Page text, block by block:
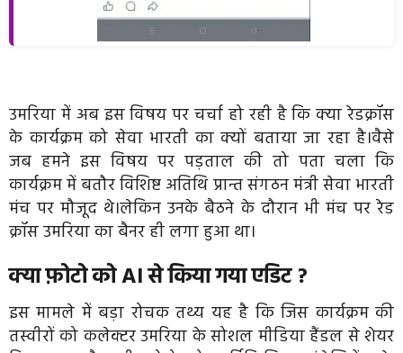
उमरिया में अब इस विषय पर चर्चा हो रही है कि क्या रेडक्रॉस
के कार्यक्रम को सेवा भारती का क्यों बताया जा रहा है।वैसे
जब हमने इस विषय पर पड़ताल की तो पता चला कि
कार्यक्रम में बतौर विशिष्ट अतिथि प्रान्त संगठन मंत्री सेवा भारती
मंच पर मौजूद थे।लेकिन उनके बैठने के दौरान भी मंच पर रेड
क्रॉस उमरिया का बैनर ही लगा हुआ था।
क्या फ़ोटो को AI से किया गया एडिट ?
इस मामले में बड़ा रोचक तथ्य यह है कि जिस कार्यक्रम की
तस्वीरों को कलेक्टर उमरिया के सोशल मीडिया हैंडल से शेयर